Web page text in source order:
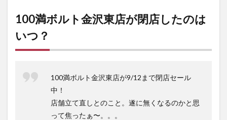
はあ
ルト
金沢
100満ボルト金沢東店が閉店したのは
いつ？
100満ボルト金沢東店が9/12まで閉店セール
中！
店舗立て直しとのこと。遂に無くなるのかと思
って焦ったぁ〜。。。